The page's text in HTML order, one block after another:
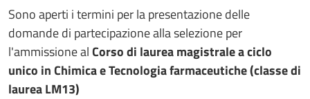
Sono aperti i termini per la presentazione delle
domande di partecipazione alla selezione per
l'ammissione alCorso di laurea magistrale a ciclo
unico in Chimica e Tecnologia farmaceutiche (classe di
laurea LM13)